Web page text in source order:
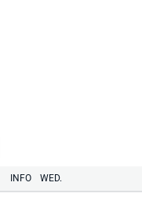
INFO WED.